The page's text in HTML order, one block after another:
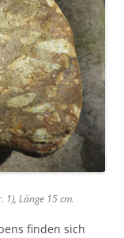
1), Länge 15 cm.
finden sich